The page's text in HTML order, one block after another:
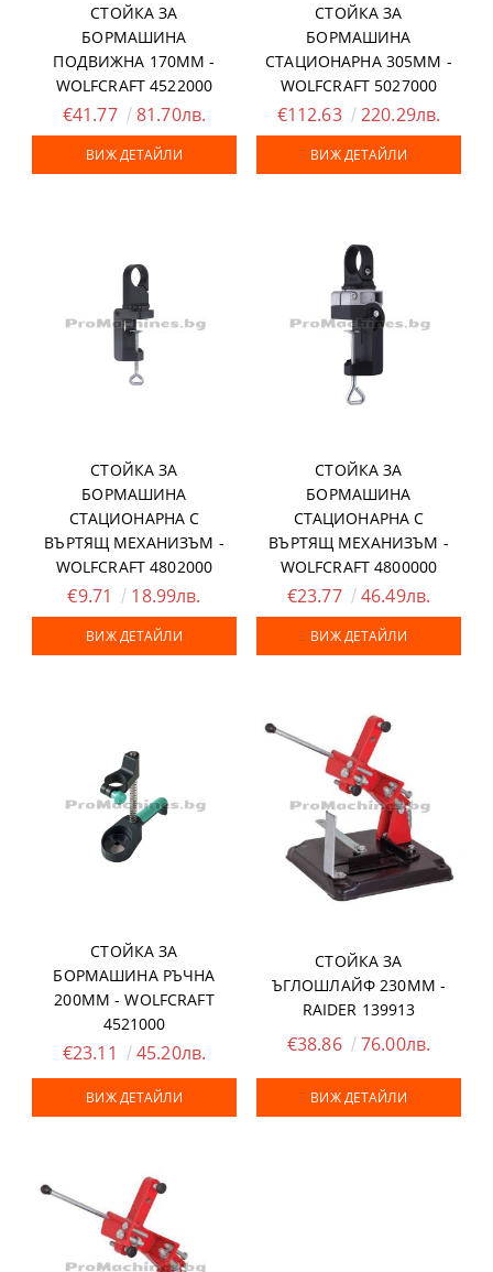
СТОЙКА ЗА
БОРМАШИНА
ПОДВИЖНА 170ММ -
WOLFCRAFT 4522000
€41.77 81.70лв.
ВИЖ ДЕТАЙЛИ
СТОЙКА ЗА
БОРМАШИНА
СТАЦИОНАРНА 305ММ -
WOLFCRAFT 5027000
€112.63 220.29лв.
ВИЖ ДЕТАЙЛИ
СТОЙКА ЗА
БОРМАШИНА
СТАЦИОНАРНА С
ВЪРТЯЩ МЕХАНИЗЪМ -
WOLFCRAFT 4802000
€9.71 18.99лв.
ВИЖ ДЕТАЙЛИ
СТОЙКА ЗА
БОРМАШИНА
СТАЦИОНАРНА С
ВЪРТЯЩ МЕХАНИЗЪМ -
WOLFCRAFT 4800000
€23.77 46.49лв.
ВИЖ ДЕТАЙЛИ
СТОЙКА ЗА
БОРМАШИНА РЪЧНА
200ММ - WOLFCRAFT
4521000
€23.11 45.20лв.
ВИЖ ДЕТАЙЛИ
СТОЙКА ЗА
ЪГЛОШЛАЙФ 230ММ -
RAIDER 139913
€38.86 76.00лв.
ВИЖ ДЕТАЙЛИ